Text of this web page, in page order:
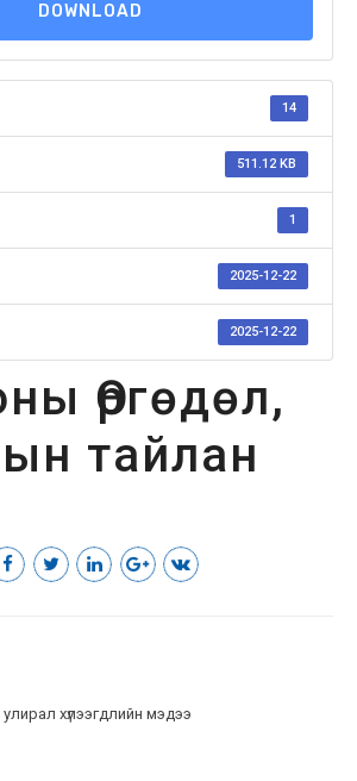
DOWNLOAD
14
511.12 KB
1
2025-12-22
2025-12-22
Өргөдөл,
тайлан
хүлээгдлийн мэдээ